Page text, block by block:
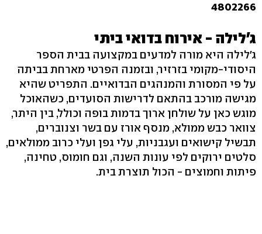
4802266
ג'לילה - אירוח בדואי ביתי
ג'לילה היא מורה למדעים במקצועה בבית הספר
היסודי-מקומי בזרזיר, ובזמנה הפרטי מארחת בביתה
על פי המסורת והמנהגים הבדואיים. התפריט שהיא
מגישה מורכב בהתאם לדרישות הסועדים, כשהאוכל
מוגש כאן על שולחן ארוך בדמות בופה וכולל, בין היתר,
צוואר כבש ממולא, מנסף אורז עם בשר וצנוברים,
תבשיל קישואים ועגבניות, עלי גפן ועלי כרוב ממולאים,
סלטים ירוקים לפי עונות השנה, וגם חומוס, טחינה,
פיתות וחמוצים - הכול תוצרת בית.